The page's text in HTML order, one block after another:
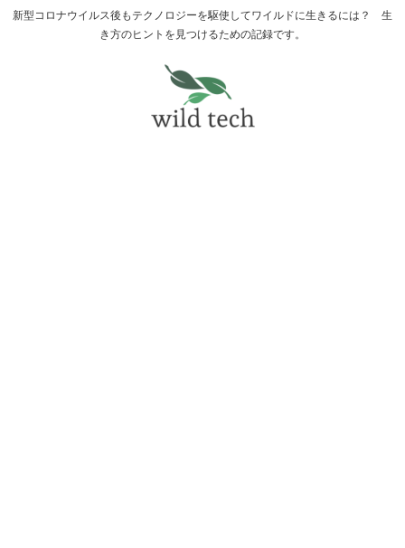
新型コロナウイルス後もテクノロジーを駆使してワイルドに生きるには？ 生
き方のヒントを見つけるための記録です。